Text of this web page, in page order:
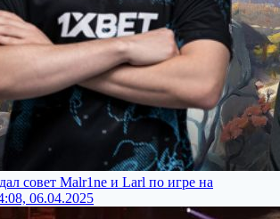
совет Malr1ne и Larl по игре на
06.04.2025